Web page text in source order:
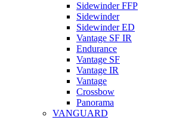
Sidewinder FFP
Sidewinder
Sidewinder ED
Vantage SF IR
Endurance
Vantage SF
Vantage IR
Vantage
Crossbow
Panorama
VANGUARD